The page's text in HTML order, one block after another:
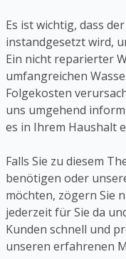
Es ist wichtig, dass
instandgesetzt wird,
Ein nicht reparierter
umfangreichen
Folgekosten
uns umgehend
es in Ihrem Haushalt
Falls Sie zu diesem
benötigen oder
möchten, zögern Sie
jederzeit für Sie da
Kunden schnell und
unseren erfahrenen